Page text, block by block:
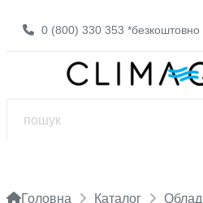
0 (800) 330 353 *безкоштовно
Головна Каталог